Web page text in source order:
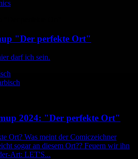
"Der perfekte Ort"
darf ich sein.
2024: "Der perfekte Ort"
Ort? Was meint der Comiczeichner
sogar an diesem Ort?? Feuern wir ihn
Art: LET'S...